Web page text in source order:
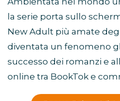
la serie porta sullo
New Adult più amate
diventata un fenomeno
successo dei romanzi e
online tra BookTok e